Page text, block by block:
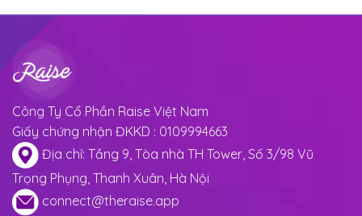
Công Ty Cổ Phần Raise Việt Nam
Giấy chứng nhận ĐKKD : 0109994663
Địa chỉ: Tầng 9, Tòa nhà TH Tower, Số 3/98 Vũ
Trọng Phụng, Thanh Xuân, Hà Nội
connect@theraise.app